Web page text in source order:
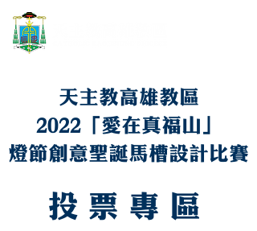
天主教高雄教區
2022「愛在真福山」
燈節創意聖誕馬槽設計比賽
投票專區